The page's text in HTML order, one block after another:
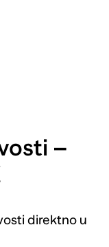
–
direktno u